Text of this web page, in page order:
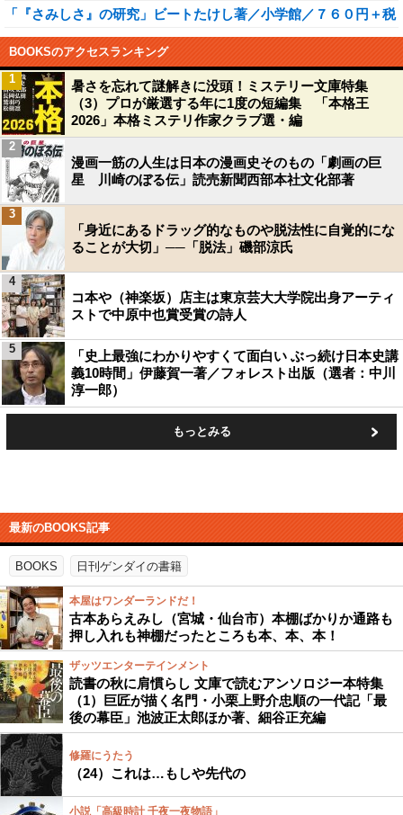
「『さみしさ』の研究」ビートたけし著／小学館／７６０円＋税
BOOKSのアクセスランキング
暑さを忘れて謎解きに没頭！ミステリー文庫特集
（3）プロが厳選する年に1度の短編集 「本格王
2026」本格ミステリ作家クラブ選・編
1
漫画一筋の人生は日本の漫画史そのもの「劇画の巨
星 川崎のぼる伝」読売新聞西部本社文化部著
2
「身近にあるドラッグ的なものや脱法性に自覚的にな
ることが大切」──「脱法」磯部涼氏
3
コ本や（神楽坂）店主は東京芸大大学院出身アーティ
ストで中原中也賞受賞の詩人
4
「史上最強にわかりやすくて面白い ぶっ続け日本史講
義10時間」伊藤賀一著／フォレスト出版（選者：中川
淳一郎）
5
もっとみる
最新のBOOKS記事
BOOKS 日刊ゲンダイの書籍
本屋はワンダーランドだ！
古本あらえみし（宮城・仙台市）本棚ばかりか通路も
押し入れも神棚だったところも本、本、本！
ザッツエンターテインメント
読書の秋に肩慣らし 文庫で読むアンソロジー本特集
（1）巨匠が描く名門・小栗上野介忠順の一代記「最
後の幕臣」池波正太郎ほか著、細谷正充編
修羅にうたう
（24）これは…もしや先代の
小説「高級時計 千夜一夜物語」